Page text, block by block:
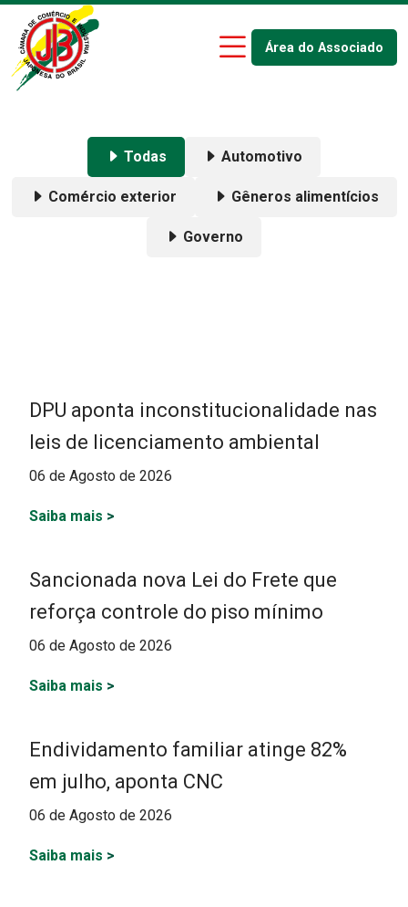
Área do Associado
Todas Automotivo
Comércio exterior Gêneros alimentícios
Governo
DPU aponta inconstitucionalidade nas
leis de licenciamento ambiental
06 de Agosto de 2026
Saiba mais >
Sancionada nova Lei do Frete que
reforça controle do piso mínimo
06 de Agosto de 2026
Saiba mais >
Endividamento familiar atinge 82%
em julho, aponta CNC
06 de Agosto de 2026
Saiba mais >